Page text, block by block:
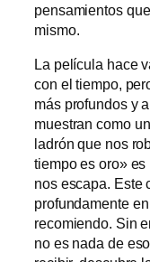
pensamientos
mismo.
La película hace
con el tiempo,
más profundos y
muestran como
ladrón que nos
tiempo es oro»
nos escapa. Este
profundamente
recomiendo. Sin
no es nada de